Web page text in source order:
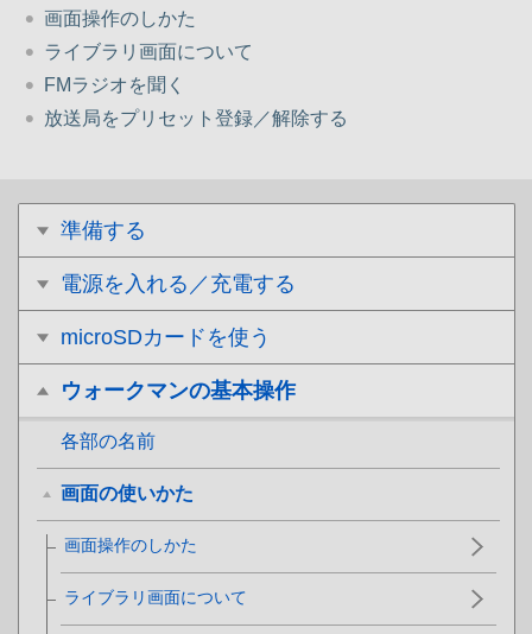
準備する
電源を入れる／充電する
microSDカードを使う
ウォークマンの基本操作
各部の名前
画面の使いかた
画面操作のしかた
ライブラリ画面について
画面操作のしかた
ライブラリ画面について
FMラジオを聞く
放送局をプリセット登録／解除する